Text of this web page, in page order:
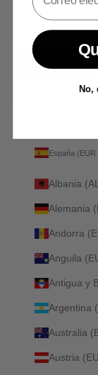
SIGN UP
España (EUR
Albania
Alemania
Andorra
Anguila
Antigua y
Argentina
Australia
Austria
No,